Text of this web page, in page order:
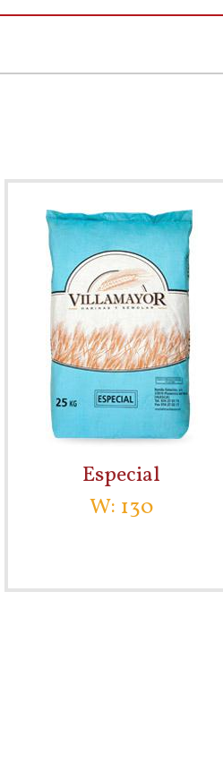
Especial
W: 130